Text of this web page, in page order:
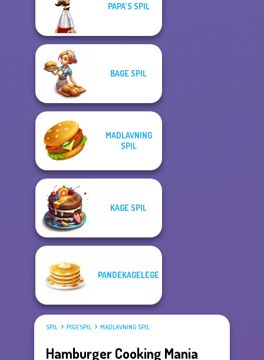
PAPA’S SPIL
BAGE SPIL
MADLAVNING
SPIL
KAGE SPIL
PANDEKAGELEGE
SPIL PIGESPIL MADLAVNING SPIL
Hamburger Cooking Mania